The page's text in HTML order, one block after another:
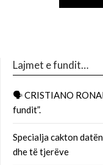
Lajmet e fundit…
🗣 CRISTIANO
fundit”.
Specialja cakton
dhe të tjerëve